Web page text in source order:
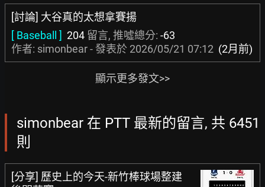
[討論] 大谷真的太想拿賽揚
[ Baseball ] 204 留言, 推噓總分: -63
作者: simonbear - 發表於 2026/05/21 07:12 (2月前)
顯示更多發文>>
simonbear 在 PTT 最新的留言, 共 6451
則
[分享] 歷史上的今天-新竹棒球場整建